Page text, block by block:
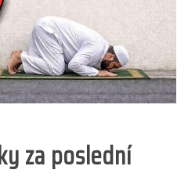
za poslední